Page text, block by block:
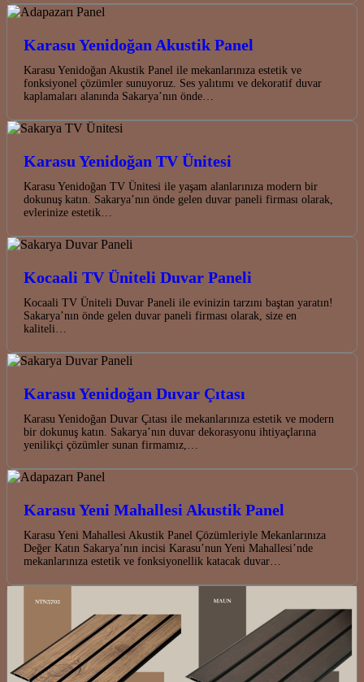
Karasu Yenidoğan Akustik Panel
Karasu Yenidoğan Akustik Panel ile mekanlarınıza estetik ve
fonksiyonel çözümler sunuyoruz. Ses yalıtımı ve dekoratif duvar
kaplamaları alanında Sakarya’nın önde…
Karasu Yenidoğan TV Ünitesi
Karasu Yenidoğan TV Ünitesi ile yaşam alanlarınıza modern bir
dokunuş katın. Sakarya’nın önde gelen duvar paneli firması olarak,
evlerinize estetik…
Kocaali TV Üniteli Duvar Paneli
Kocaali TV Üniteli Duvar Paneli ile evinizin tarzını baştan yaratın!
Sakarya’nın önde gelen duvar paneli firması olarak, size en
kaliteli…
Karasu Yenidoğan Duvar Çıtası
Karasu Yenidoğan Duvar Çıtası ile mekanlarınıza estetik ve modern
bir dokunuş katın. Sakarya’nın duvar dekorasyonu ihtiyaçlarına
yenilikçi çözümler sunan firmamız,…
Karasu Yeni Mahallesi Akustik Panel
Karasu Yeni Mahallesi Akustik Panel Çözümleriyle Mekanlarınıza
Değer Katın Sakarya’nın incisi Karasu’nun Yeni Mahallesi’nde
mekanlarınıza estetik ve fonksiyonellik katacak duvar…